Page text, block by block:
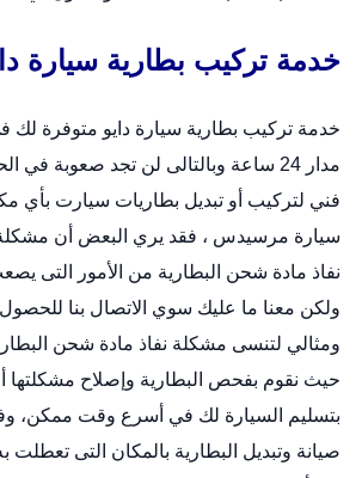
خدمة تركيب بطارية سيارة
خدمة تركيب بطارية سيارة دايو متوفرة
مدار 24 ساعة وبالتالى لن تجد صعوبة
فني لتركيب أو تبديل بطاريات سيارت بأي
سيارة مرسيدس ، فقد يري البعض أن مشكلة
نفاذ مادة شحن البطارية من الأمور التى
ولكن معنا ما عليك سوي الاتصال بنا
ومثالي لتنسى مشكلة نفاذ مادة شحن
حيث نقوم بفحص البطارية وإصلاح مشكلتها أو
بتسليم السيارة لك في أسرع وقت ممكن،
صيانة وتبديل البطارية بالمكان التى تعطلت